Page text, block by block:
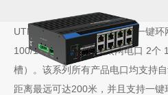
UTP7208GE是全千非网管型一键
100/1000Base-TX 以太网电口 2个
槽）。该系列所有产品电口均支持
距离最远可达200米，并且支持一